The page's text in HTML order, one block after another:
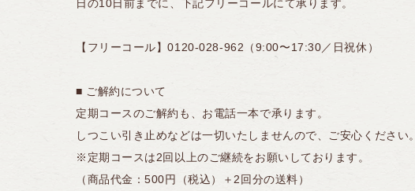
日の10日前までに、下記フリーコールにて承ります。
【フリーコール】0120-028-962（9:00〜17:30／日祝休）
■ ご解約について
定期コースのご解約も、お電話一本で承ります。
しつこい引き止めなどは一切いたしませんので、ご安心ください。
※定期コースは2回以上のご継続をお願いしております。
（商品代金：500円（税込）＋2回分の送料）